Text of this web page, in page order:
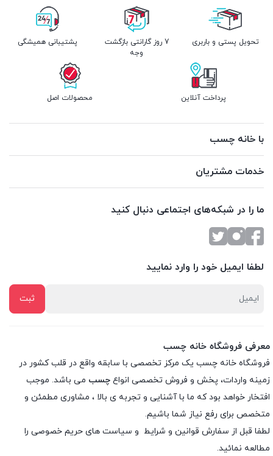
تحویل پستی و باربری
7 روز گارانتی بازگشت
وجه
پشتیبانی همیشگی
پرداخت آنلاین محصولات اصل
با خانه چسب
خدمات مشتریان
ما را در شبکه‌های اجتماعی دنبال کنید
لطفا ایمیل خود را وارد نمایید
معرفی فروشگاه خانه چسب
فروشگاه خانه چسب یک مرکز تخصصی با سابقه واقع در قلب کشور در
زمینه واردات، پخش و فروش تخصصی انواع چسب می باشد. موجب
افتخار خواهد بود که ما با آشنایی و تجربه ی بالا ، مشاوری مطمئن و
متخصص برای رفع نیاز شما باشیم.
لطفا قبل از سفارش قوانین و شرایط و سیاست های حریم خصوصی را
مطالعه نمائید.